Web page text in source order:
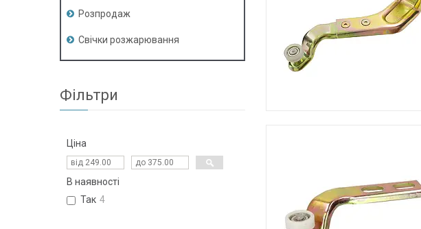
Розпродаж
Свічки розжарювання
Фільтри
Ціна
В наявності
Так 4